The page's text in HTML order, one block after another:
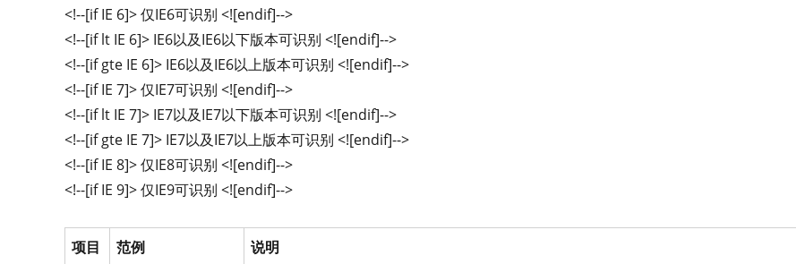
<!--[if IE 6]> 仅IE6可识别 <![endif]-->
<!--[if lt IE 6]> IE6以及IE6以下版本可识别 <![endif]-->
<!--[if gte IE 6]> IE6以及IE6以上版本可识别 <![endif]-->
<!--[if IE 7]> 仅IE7可识别 <![endif]-->
<!--[if lt IE 7]> IE7以及IE7以下版本可识别 <![endif]-->
<!--[if gte IE 7]> IE7以及IE7以上版本可识别 <![endif]-->
<!--[if IE 8]> 仅IE8可识别 <![endif]-->
<!--[if IE 9]> 仅IE9可识别 <![endif]-->
项目 范例 说明